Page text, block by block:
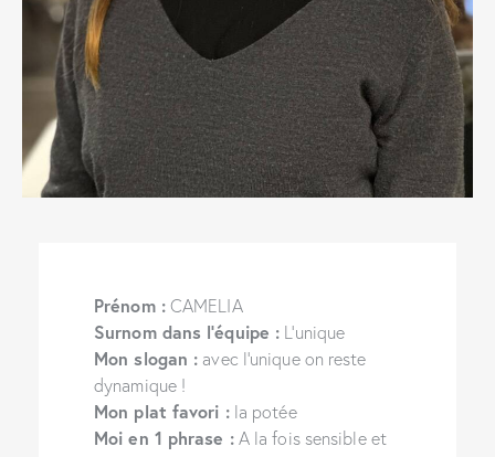
Prénom :CAMELIA
Surnom dans l’équipe : L’unique
Mon slogan :avec l’unique on reste
dynamique !
Mon plat favori :la potée
Moi en 1 phrase :A la fois sensible et